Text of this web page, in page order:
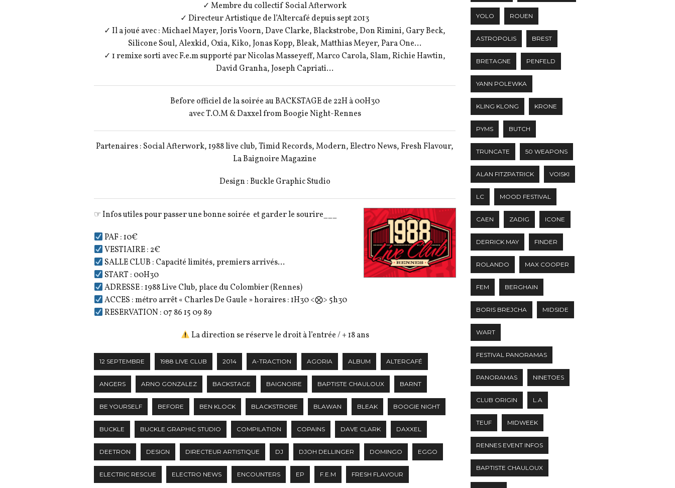
✓ Membre du collectif Social Afterwork
✓ Directeur Artistique de l’Altercafé depuis sept 2013
✓ Il a joué avec : Michael Mayer, Joris Voorn, Dave Clarke, Blackstrobe, Don Rimini, Gary Beck,
Silicone Soul, Alexkid, Oxia, Kiko, Jonas Kopp, Bleak, Matthias Meyer, Para One…
✓ 1 remixe sorti avec F.e.m supporté par Nicolas Masseyeff, Marco Carola, Slam, Richie Hawtin,
David Granha, Joseph Capriati…
Before officiel de la soirée au BACKSTAGE de 22H à 00H30
avec T.O.M & Daxxel from Boogie Night-Rennes
Partenaires : Social Afterwork, 1988 live club, Timid Records, Modern, Electro News, Fresh Flavour,
La Baignoire Magazine
Design : Buckle Graphic Studio
☞ Infos utiles pour passer une bonne soirée et garder le sourire___
PAF : 10€
VESTIAIRE : 2€
SALLE CLUB : Capacité limités, premiers arrivés…
START : 00H30
ADRESSE : 1988 Live Club, place du Colombier (Rennes)
ACCES : métro arrêt « Charles De Gaule » horaires : 1H30 <⨂> 5h30
RESERVATION : 07 86 15 09 89
La direction se réserve le droit à l’entrée / + 18 ans
12 SEPTEMBRE 1988 LIVE CLUB 2014 A-TRACTION AGORIA ALBUM ALTERCAFÉ
ANGERS ARNO GONZALEZ BACKSTAGE BAIGNOIRE BAPTISTE CHAULOUX BARNT
BE YOURSELF BEFORE BEN KLOCK BLACKSTROBE BLAWAN BLEAK BOOGIE NIGHT
BUCKLE BUCKLE GRAPHIC STUDIO COMPILATION COPAINS DAVE CLARK DAXXEL
DEETRON DESIGN DIRECTEUR ARTISTIQUE DJ DJOH DELLINGER DOMINGO EGGO
ELECTRIC RESCUE ELECTRO NEWS ENCOUNTERS EP F.E.M FRESH FLAVOUR
YOLO ROUEN
ASTROPOLIS BREST
BRETAGNE PENFELD
YANN POLEWKA
KLING KLONG KRONE
PYMS BUTCH
TRUNCATE 50 WEAPONS
ALAN FITZPATRICK VOISKI
LC MOOD FESTIVAL
CAEN ZADIG ICONE
DERRICK MAY FINDER
ROLANDO MAX COOPER
FEM BERGHAIN
BORIS BREJCHA MIDSIDE
WART
FESTIVAL PANORAMAS
PANORAMAS NINETOES
CLUB ORIGIN L.A
TEUF MIDWEEK
RENNES EVENT INFOS
BAPTISTE CHAULOUX